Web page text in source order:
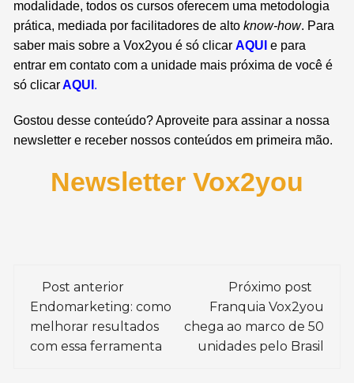
modalidade, todos os cursos oferecem uma metodologia
prática, mediada por facilitadores de altoknow-how. Para
saber mais sobre a Vox2you é sóclicarAQUI e para
entrar em contato com a unidade mais próxima de você é
sóclicarAQU .
Gostou desse conteúdo? Aproveite para assinar a nossa
newsletter e receber nossos conteúdos em primeira mão.
Newsletter Vox2you
Navegação
de
post
Post anterior
Endomarketing: como
melhorar resultados
com essa ferramenta
Próximo post
Franquia Vox2you
chega ao marco de 50
unidades pelo Brasil